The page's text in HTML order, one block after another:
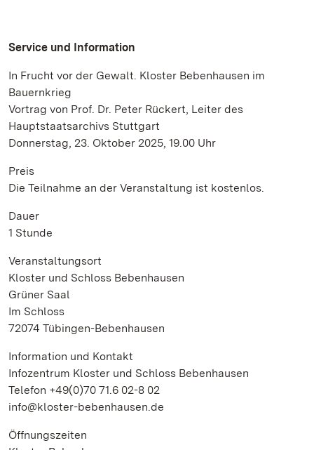
Service und Information
In Frucht vor der Gewalt. Kloster Bebenhausen im
Bauernkrieg
Vortrag von Prof. Dr. Peter Rückert, Leiter des
Hauptstaatsarchivs Stuttgart
Donnerstag, 23. Oktober 2025, 19.00 Uhr
Preis
Die Teilnahme an der Veranstaltung ist kostenlos.
Dauer
1 Stunde
Veranstaltungsort
Kloster und Schloss Bebenhausen
Grüner Saal
Im Schloss
72074 Tübingen-Bebenhausen
Information und Kontakt
Infozentrum Kloster und Schloss Bebenhausen
Telefon +49(0)70 71.6 02-8 02
info@kloster-bebenhausen.de
Öffnungszeiten